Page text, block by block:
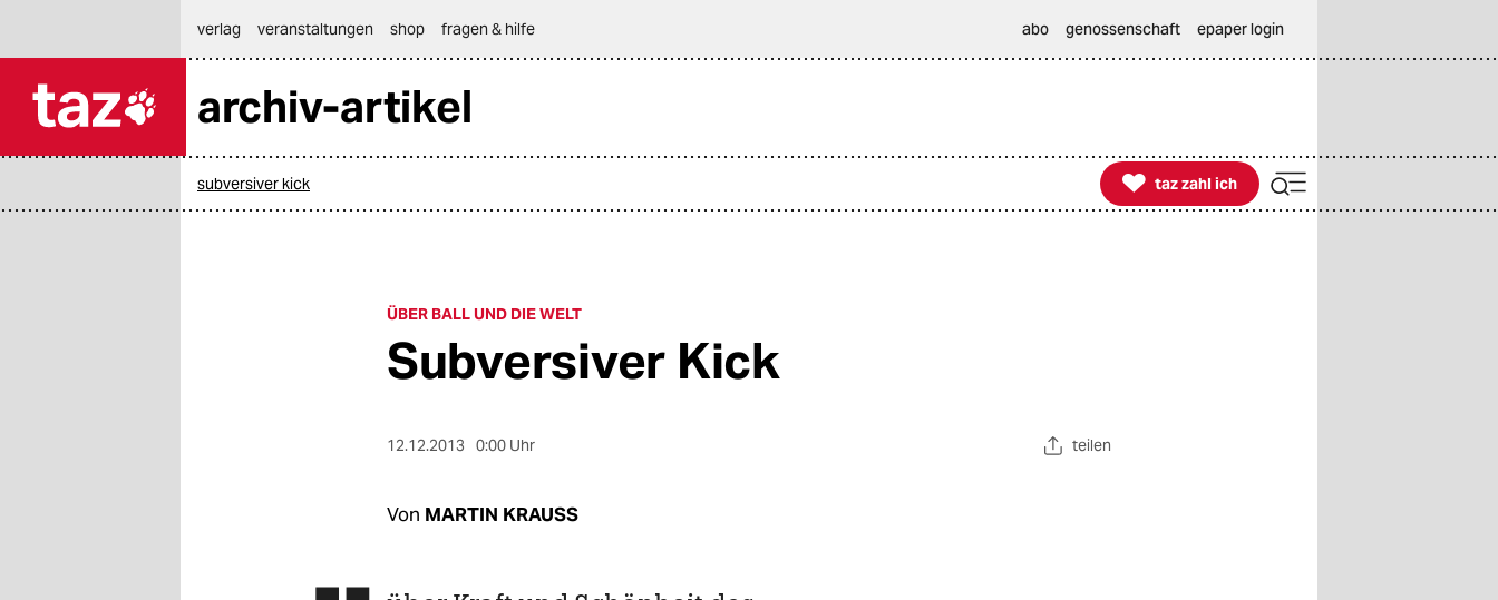
themen
verlag
veranstaltungen shop fragen & hilfe abo genossenschaft epaper login
archiv-artikel
subversiver kick 
taz zahl ich
taz zahl ich
ÜBER BALL UND DIE WELT
Subversiver Kick
12.12.2013 0:00 Uhr teilen
Von MARTIN KRAUSS